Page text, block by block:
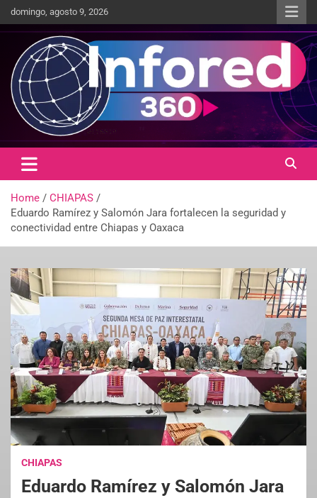
domingo, agosto 9, 2026
infored360.mx
Un giro en la información
Home
CHIAPAS
Eduardo Ramírez y Salomón Jara fortalecen la seguridad y
conectividad entre Chiapas y Oaxaca
CHIAPAS
Eduardo Ramírez y Salomón Jara